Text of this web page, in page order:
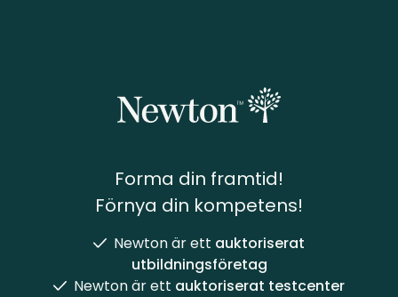
Forma din framtid!
Förnya din kompetens!
Newton är ett auktoriserat
utbildningsföretag
Newton är ett auktoriserat testcenter